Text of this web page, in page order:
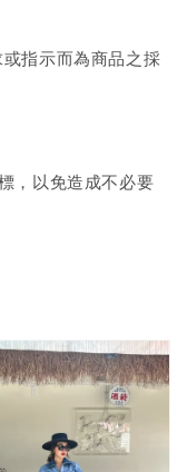
或指示而為商品之採
，以免造成不必要